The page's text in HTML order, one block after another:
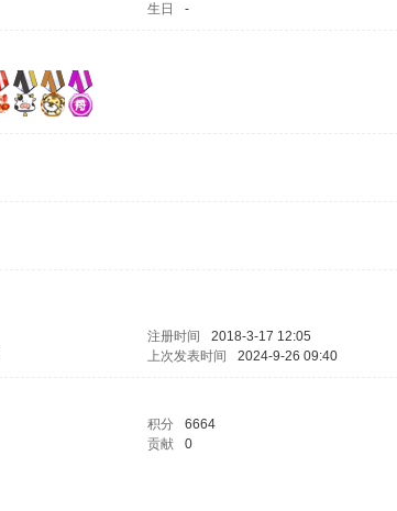
生日 -
注册时间 2018-3-17 12:05
上次发表时间 2024-9-26 09:40
积分 6664
贡献 0